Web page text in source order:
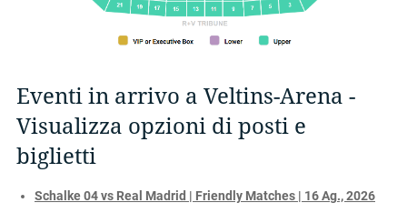
Eventi in arrivo a Veltins-Arena -
Visualizza opzioni di posti e
biglietti
Schalke 04 vs Real Madrid | Friendly Matches | 16 Ag., 2026